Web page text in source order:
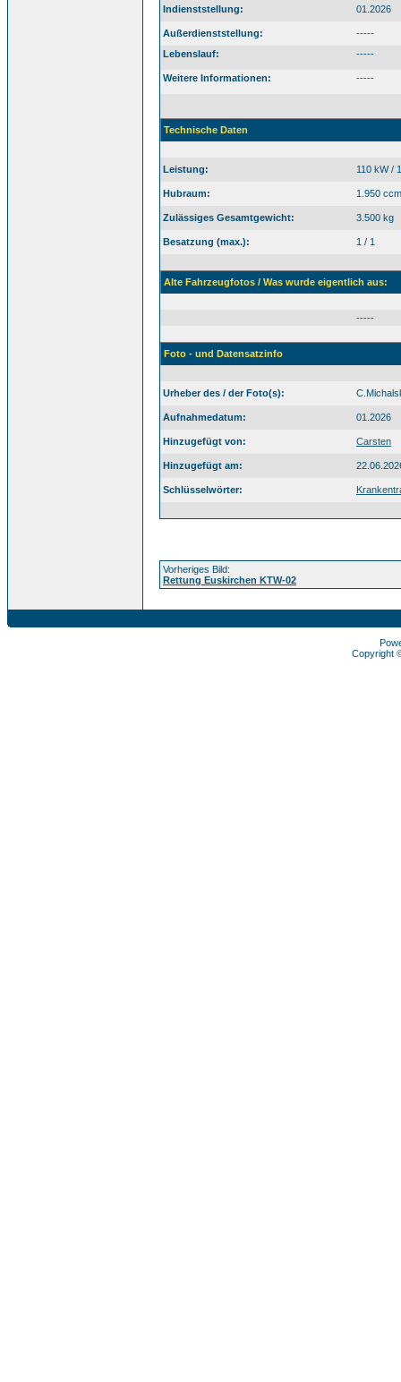
Indienststellung: 01.2026
Außerdienststellung:
-----
Lebenslauf:
-----
Weitere Informationen: -----
Technische Daten
Leistung: 110 kW /
Hubraum: 1.950 ccm
Zulässiges Gesamtgewicht: 3.500 kg
Besatzung (max.): 1 / 1
Alte Fahrzeugfotos / Was wurde eigentlich aus:
-----
Foto - und Datensatzinfo
Urheber des / der Foto(s):
Aufnahmedatum: 01.2026
Hinzugefügt von: Carsten
Hinzugefügt am:
Schlüsselwörter:
Vorheriges Bild:
Rettung Euskirchen KTW-02
Copyright